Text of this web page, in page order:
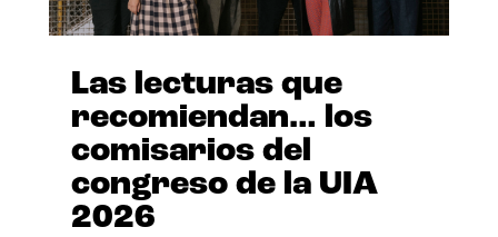
Las lecturas que
recomiendan… los
comisarios del
congreso de la UIA
2026